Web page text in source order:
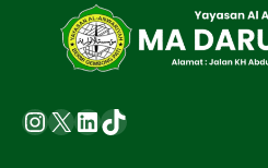
Instagram
X LinkedIn
https://